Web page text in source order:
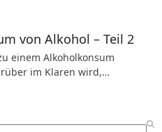
von Alkohol – Teil 2
einem Alkoholkonsum
im Klaren wird,…